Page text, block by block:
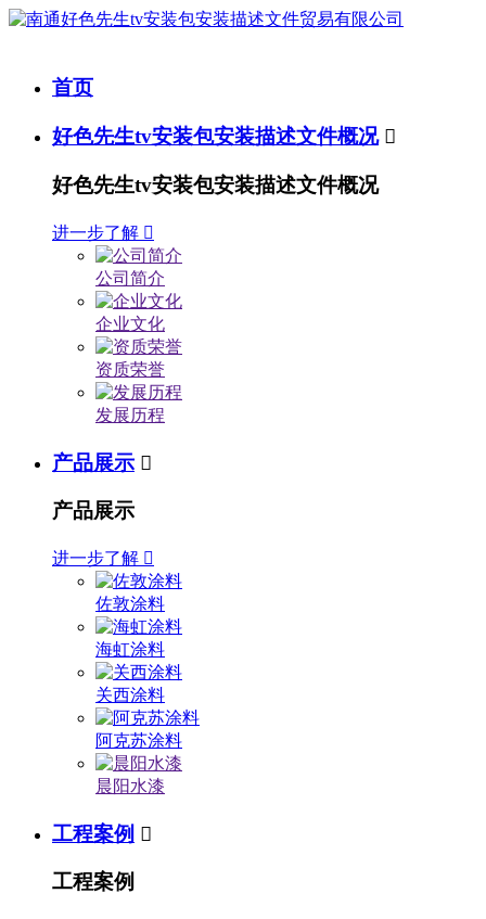
首页
好色先生tv安装包安装描述文件概况 
好色先生tv安装包安装描述文件概况
进一步了解 
公司简介
企业文化
资质荣誉
发展历程
产品展示 
产品展示
进一步了解 
佐敦涂料
海虹涂料
关西涂料
阿克苏涂料
晨阳水漆
工程案例 
工程案例